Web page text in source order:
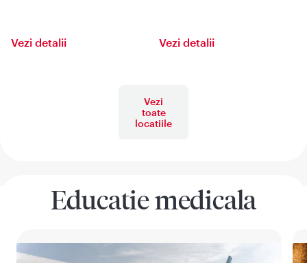
Vezi detalii Vezi detalii
Vezi
toate
locatiile
Educatie medicala